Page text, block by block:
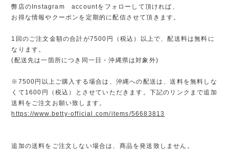
弊店のInstagram accountをフォローして頂ければ、
お得な情報やクーポンを定期的に配信させて頂きます。
1回のご注文金額の合計が7500円（税込）以上で、配送料は無料に
なります。
(配送先は一箇所につき同一日・沖縄県は対象外)
※7500円以上ご購入する場合は、沖縄への配送は、送料を無料しな
くて1600円（税込）とさせていただきます。下記のリンクまで追加
送料をご注文お願い致します。
https://www.betty-official.com/items/56683813
追加の送料をご注文しない場合は、商品を発送致しません。